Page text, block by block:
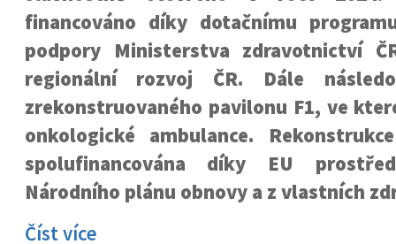
financováno díky dotačnímu
podpory Ministerstva zdravotnictví
regionální rozvoj ČR. Dále
zrekonstruovaného pavilonu F1, ve
onkologické ambulance.
spolufinancována díky EU
Národního plánu obnovy a z vlastních
Číst více